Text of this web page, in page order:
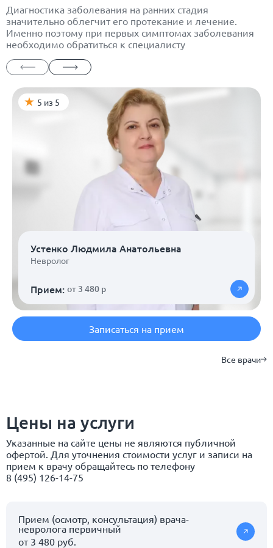
Диагностика заболевания на ранних стадия
значительно облегчит его протекание и лечение.
Именно поэтому при первых симптомах заболевания
необходимо обратиться к специалисту
5 из 5
Устенко Людмила Анатольевна
Невролог
Прием: от 3 480 р
Записаться на прием
Все врачи
Цены на услуги
Указанные на сайте цены не являются публичной
офертой. Для уточнения стоимости услуг и записи на
прием к врачу обращайтесь по телефону
8 (495) 126-14-75
Прием (осмотр, консультация) врача-
невролога первичный
от 3 480 руб.